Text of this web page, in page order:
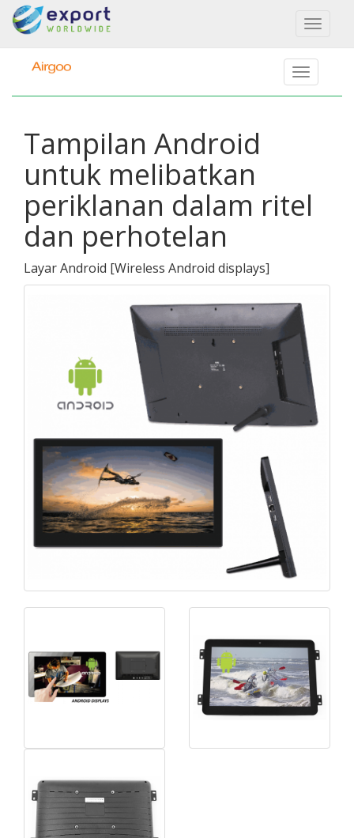
Toggle
Tampilan Android
untuk melibatkan
periklanan dalam ritel
dan perhotelan
Layar Android [Wireless Android displays]